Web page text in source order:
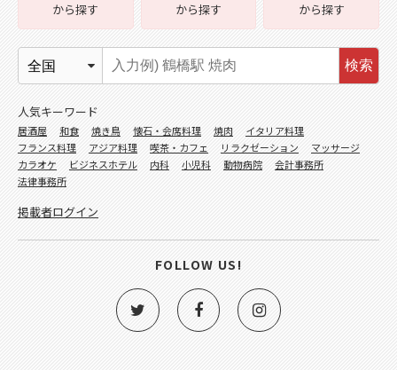
から探す
から探す
から探す
検索
人気キーワード
居酒屋 和食 焼き鳥 懐石・会席料理 焼肉
イタリア料理
フランス料理
アジア料理 喫茶・カフェ リラクゼーション
マッサージ
カラオケ
ビジネスホテル 内科 小児科 動物病院
会計事務所
法律事務所
掲載者ログイン
FOLLOW US!